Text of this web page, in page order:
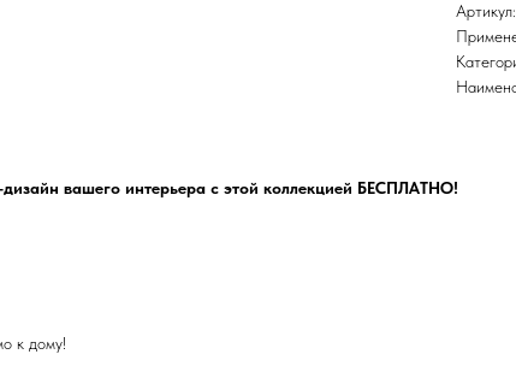
вашего интерьера с этой коллекцией БЕСПЛАТНО!
к дому!